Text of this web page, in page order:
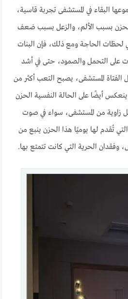
البقاء في المستشفى تجربة قاسية،
بسبب الألم، والزعل بسبب ضعف
لحظات الحاجة ومع ذلك، فإن البنات
على التحمل والصمود، حتى في أشد
المستشفى، يصبح التعب أكثر من
أيضًا على الحالة النفسية الحزن
كل زاوية من المستشفى، سواء في صوت
التي تُقدم لها يوميًا هذا الحزن ينبع من
وفقدان الحرية التي كانت تتمتع بها.